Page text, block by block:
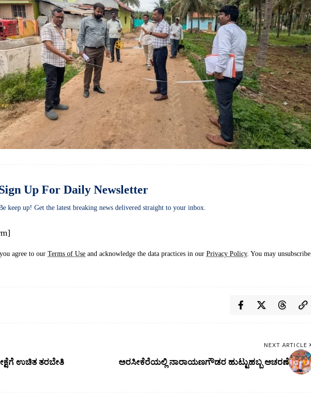
Up For Daily Newsletter
keep up! Get the latest breaking news delivered straight to your inbox.
agree to our Terms of Use and acknowledge the data practices in our Privacy Policy. You may unsubscribe
ಉಚಿತ ತರಬೇತಿ
NEXT ARTICLE
ಅರಸೀಕೆರೆಯಲ್ಲಿ ನಾರಾಯಣಗೌಡರ ಹುಟ್ಟುಹಬ್ಬ ಆಚರಣೆ